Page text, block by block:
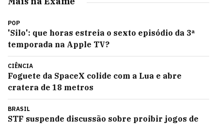
POP
'Silo': que horas estreia o sexto episódio da 3ª
temporada na Apple TV?
CIÊNCIA
Foguete da SpaceX colide com a Lua e abre
cratera de 18 metros
BRASIL
STF suspende discussão sobre proibir jogos de